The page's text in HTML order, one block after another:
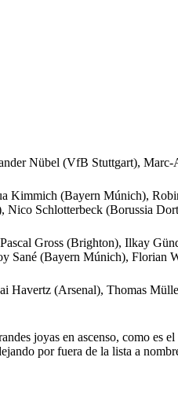
Nübel (VfB Stuttgart), Marc-
Kimmich (Bayern Múnich),
Schlotterbeck (Borussia
Gross (Brighton), Ilkay
Sané (Bayern Múnich), Florian
Havertz (Arsenal), Thomas
joyas en ascenso, como es el
por fuera de la lista a